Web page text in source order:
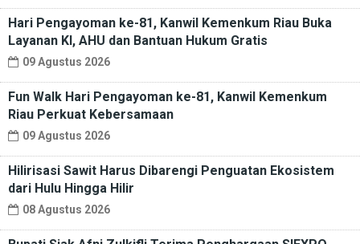
Hari Pengayoman ke-81, Kanwil Kemenkum Riau Buka
Layanan KI, AHU dan Bantuan Hukum Gratis
09 Agustus 2026
Fun Walk Hari Pengayoman ke-81, Kanwil Kemenkum
Riau Perkuat Kebersamaan
09 Agustus 2026
Hilirisasi Sawit Harus Dibarengi Penguatan Ekosistem
dari Hulu Hingga Hilir
08 Agustus 2026